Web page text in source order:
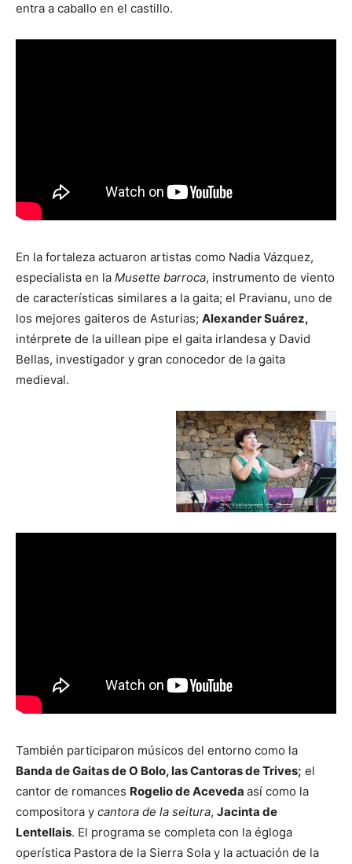
entra a caballo en el castillo.
En la fortaleza actuaron artistas como Nadia Vázquez,
especialista en la Musette barroca, instrumento de viento
de características similares a la gaita; el Pravianu, uno de
los mejores gaiteros de Asturias; Alexander Suárez,
intérprete de la uillean pipe el gaita irlandesa y David
Bellas, investigador y gran conocedor de la gaita
medieval.
También participaron músicos del entorno como la
Banda de Gaitas de O Bolo, las Cantoras de Trives; el
cantor de romances Rogelio de Aceveda así como la
compositora y cantora de la seitura, Jacinta de
Lentellais. El programa se completa con la égloga
operística Pastora de la Sierra Sola y la actuación de la